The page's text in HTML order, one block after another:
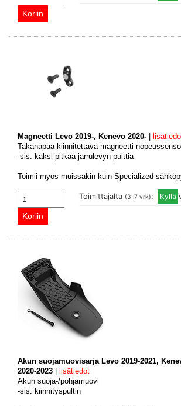
Magneetti Levo 2019-, Kenevo 2020-
Takanapaa kiinnitettävä magneetti
-sis. kaksi pitkää jarrulevyn pulttia
Toimii myös muissakin kuin Specialized
Toimittajalta (3-7 vrk):
Akun suojamuovisarja Levo 2019-2021,
2020-2023
lisätiedot
Akun suoja-/pohjamuovi
-sis. kiinnityspultin